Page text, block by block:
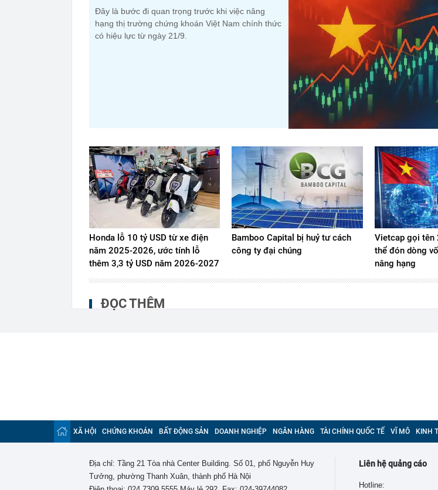
Đây là bước đi quan trọng trước khi việc nâng
hạng thị trường chứng khoán Việt Nam chính thức
có hiệu lực từ ngày 21/9.
Honda lỗ 10 tỷ USD từ xe điện
năm 2025-2026, ước tính lỗ
thêm 3,3 tỷ USD năm 2026-2027
Bamboo Capital bị huỷ tư cách
công ty đại chúng
Vietcap gọi tên
thể đón dòng
nâng hạng
ĐỌC THÊM
XÃ HỘI CHỨNG KHOÁN BẤT ĐỘNG SẢN DOANH NGHIỆP NGÂN HÀNG TÀI CHÍNH QUỐC TẾ VĨ MÔ KINH
Địa chỉ: Tầng 21 Tòa nhà Center Building. Số 01, phố Nguyễn Huy
Tưởng, phường Thanh Xuân, thành phố Hà Nội
Liên hệ quảng cáo
Hotline: